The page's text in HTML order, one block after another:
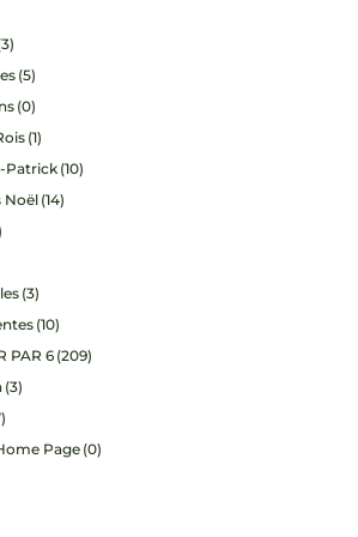
(5)
(0)
(1)
Patrick (10)
Noël (14)
(3)
(10)
PAR 6 (209)
(3)
Page (0)